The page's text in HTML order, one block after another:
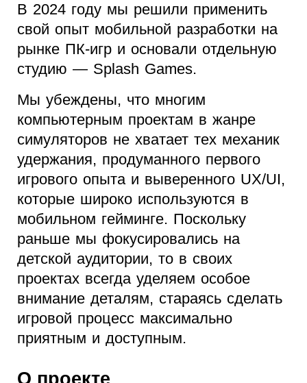
В 2024 году мы решили применить
свой опыт мобильной разработки на
рынке ПК-игр и основали отдельную
студию — Splash Games.
Мы убеждены, что многим
компьютерным проектам в жанре
симуляторов не хватает тех механик
удержания, продуманного первого
игрового опыта и выверенного UX/UI,
которые широко используются в
мобильном гейминге. Поскольку
раньше мы фокусировались на
детской аудитории, то в своих
проектах всегда уделяем особое
внимание деталям, стараясь сделать
игровой процесс максимально
приятным и доступным.